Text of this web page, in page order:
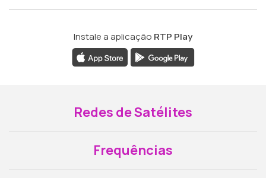
Instale a aplicação RTP Play
Redes de Satélites
Frequências